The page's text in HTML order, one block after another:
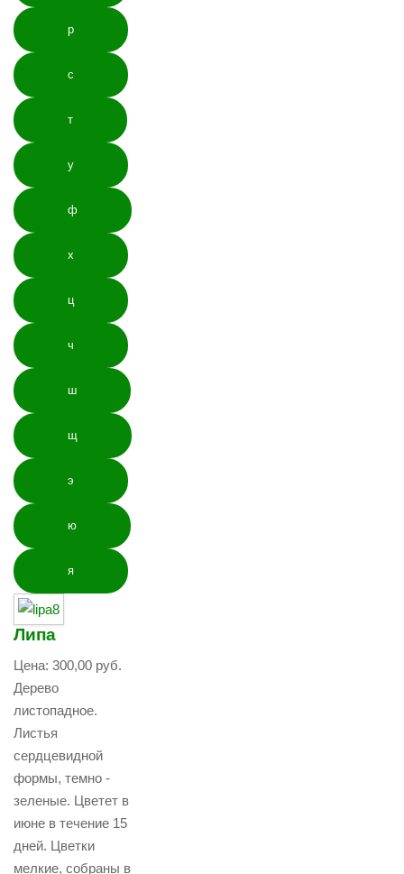
р
с
т
у
ф
х
ц
ч
ш
щ
э
ю
я
Липа
Цена: 300,00 руб.
Дерево
листопадное.
Листья
сердцевидной
формы, темно -
зеленые. Цветет в
июне в течение 15
дней. Цветки
мелкие, собраны в